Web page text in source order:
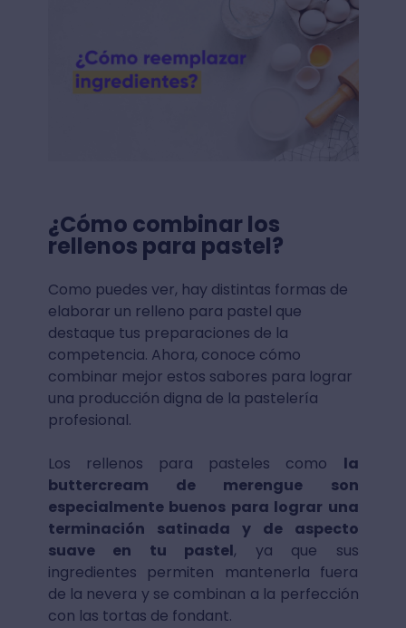
¿Cómo combinar los
rellenos para pastel?
Como puedes ver, hay distintas formas de
elaborar un relleno para pastel que
destaque tus preparaciones de la
competencia. Ahora, conoce cómo
combinar mejor estos sabores para lograr
una producción digna de la pastelería
profesional.
Los rellenos para pasteles como la
buttercream de merengue son
especialmente buenos para lograr una
terminación satinada y de aspecto
suave en tu pastel, ya que sus
ingredientes permiten mantenerla fuera
de la nevera y se combinan a la perfección
con las tortas de fondant.